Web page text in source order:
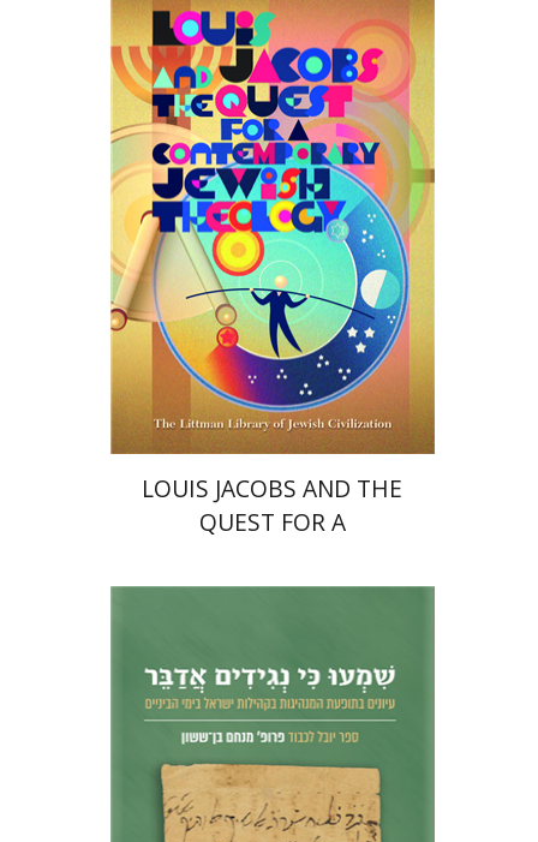
מירי פרויד-קנדל
הנחת אתר ספר מודפס
$50
$45
LOUIS JACOBS AND THE
QUEST FOR A
THEOLOGY
נחם אילן חגי בן-שמאי
מרים
פרנקל